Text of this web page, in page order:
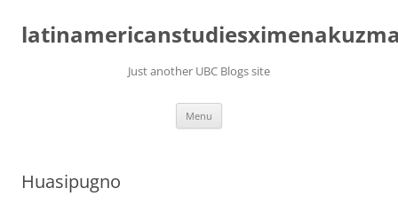
content
Just another UBC Blogs site
Menu
Huasipugno